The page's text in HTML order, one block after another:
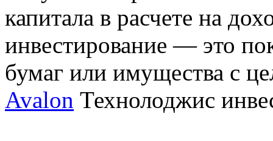
капитала в расчете на
инвестирование — это
бумаг или имущества с
Avalon Технолоджис